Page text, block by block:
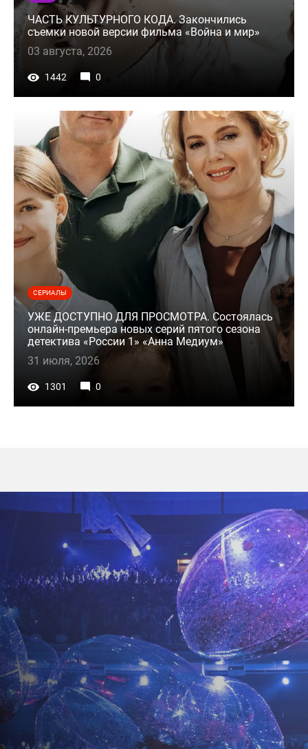
ЧАСТЬ КУЛЬТУРНОГО КОДА. Закончились
съемки новой версии фильма «Война и мир»
03 августа, 2026
1442 0
СЕРИАЛЫ
УЖЕ ДОСТУПНО ДЛЯ ПРОСМОТРА. Состоялась
онлайн-премьера новых серий пятого сезона
детектива «России 1» «Анна Медиум»
31 июля, 2026
1301 0